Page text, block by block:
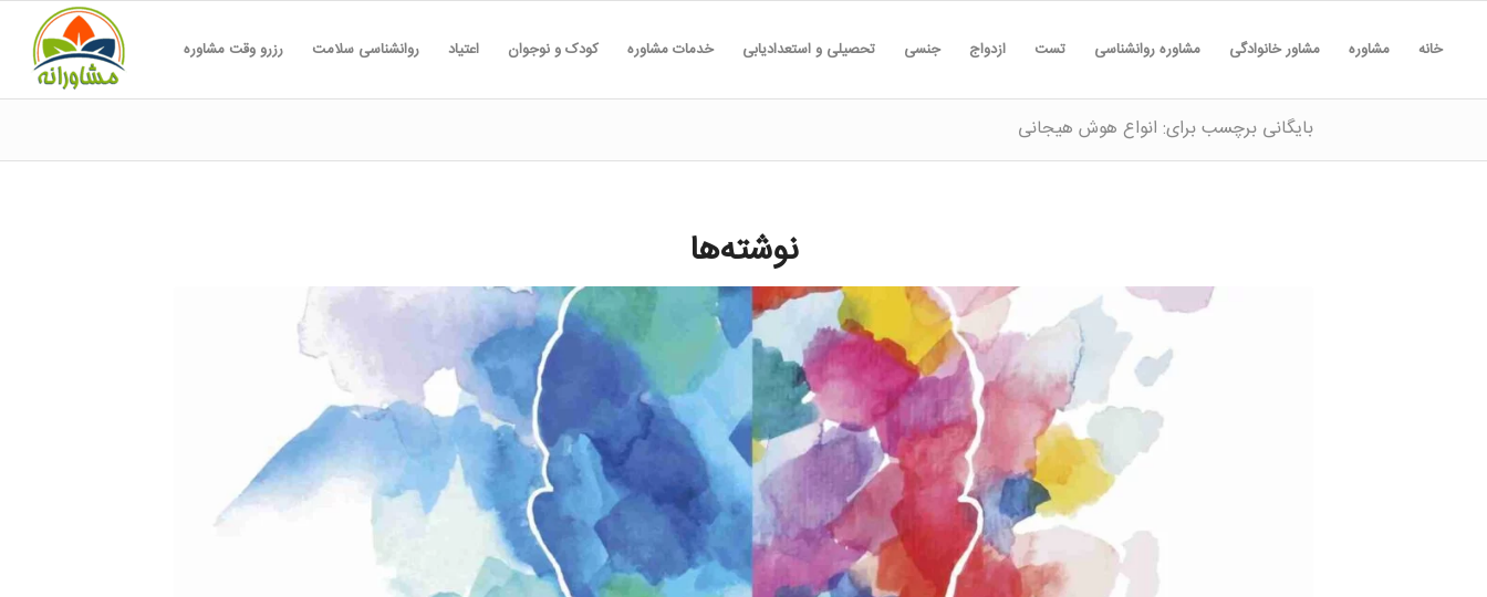
خانه مشاوره مشاور خانوادگی مشاوره روانشناسی تست ازدواج جنسی تحصیلی و استعدادیابی خدمات مشاوره کودک و نوجوان اعتیاد روانشناسی سلامت رزرو وقت مشاوره
بایگانی برچسب برای: انواع هوش هیجانی
نوشته‌ها